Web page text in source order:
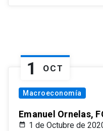
1 OCT
Macroeconomía
Emanuel Ornelas,
1 de Octubre de